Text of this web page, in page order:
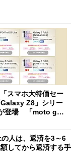
スマホ大特価セー
Z8」シリー
登場 「moto g37
人は、返済を3～6
してから返済する手